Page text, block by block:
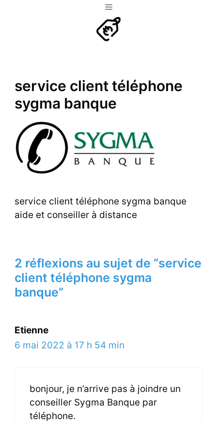
Menu
service client téléphone
sygma banque
service client téléphone sygma banque
aide et conseiller à distance
2 réflexions au sujet de “service
client téléphone sygma
banque”
Etienne
6 mai 2022 à 17 h 54 min
bonjour, je n’arrive pas à joindre un
conseiller Sygma Banque par
téléphone.